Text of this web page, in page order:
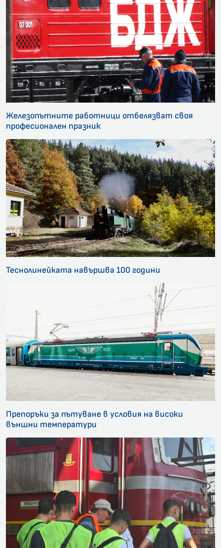
Железопътните работници отбелязват своя
професионален празник
Теснолинейката навършва 100 години
Препоръки за пътуване в условия на високи
външни температури